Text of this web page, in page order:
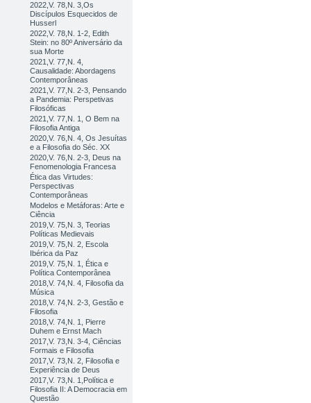
2022,V. 78,N. 3,Os
Discípulos Esquecidos de
Husserl
2022,V. 78,N. 1-2, Edith
Stein: no 80º Aniversário da
sua Morte
2021,V. 77,N. 4,
Causalidade: Abordagens
Contemporâneas
2021,V. 77,N. 2-3, Pensando
a Pandemia: Perspetivas
Filosóficas
2021,V. 77,N. 1, O Bem na
Filosofia Antiga
2020,V. 76,N. 4, Os Jesuítas
e a Filosofia do Séc. XX
2020,V. 76,N. 2-3, Deus na
Fenomenologia Francesa
Ética das Virtudes:
Perspectivas
Contemporâneas
Modelos e Metáforas: Arte e
Ciência
2019,V. 75,N. 3, Teorias
Políticas Medievais
2019,V. 75,N. 2, Escola
Ibérica da Paz
2019,V. 75,N. 1, Ética e
Política Contemporânea
2018,V. 74,N. 4, Filosofia da
Música
2018,V. 74,N. 2-3, Gestão e
Filosofia
2018,V. 74,N. 1, Pierre
Duhem e Ernst Mach
2017,V. 73,N. 3-4, Ciências
Formais e Filosofia
2017,V. 73,N. 2, Filosofia e
Experiência de Deus
2017,V. 73,N. 1,Política e
Filosofia II: A Democracia em
Questão